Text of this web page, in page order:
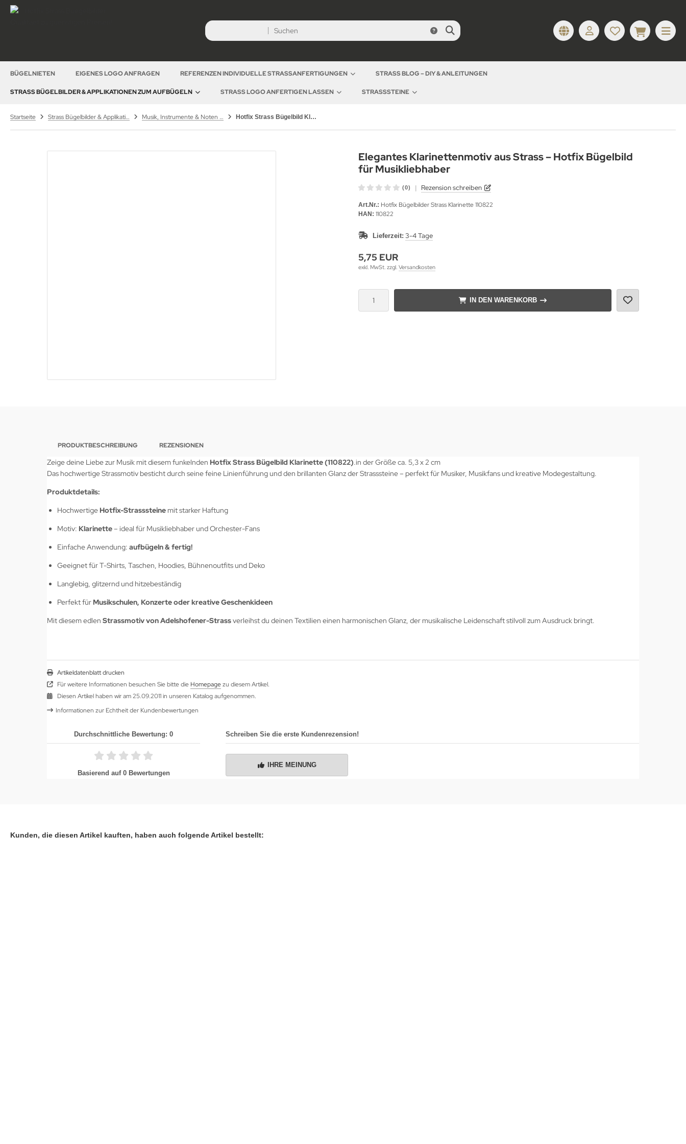
BÜGELNIETEN EIGENES LOGO ANFRAGEN REFERENZEN INDIVIDUELLE STRASSANFERTIGUNGEN STRASS BLOG – DIY & ANLEITUNGEN
STRASS BÜGELBILDER & APPLIKATIONEN ZUM AUFBÜGELN STRASS LOGO ANFERTIGEN LASSEN STRASSSTEINE
Startseite Strass Bügelbilder & Applikationen zum Aufbügeln Musik, Instrumente & Noten – Strass Bügelbilder Strassmotive Hotfix Strass Bügelbild Klarinette 110822 – Musikalisches Strassmotiv Applikation
Elegantes Klarinettenmotiv aus Strass – Hotfix Bügelbild
für Musikliebhaber
(0) | Rezension schreiben
Art.Nr.: Hotfix Bügelbilder Strass Klarinette 110822
HAN: 110822
Lieferzeit: 3-4 Tage
5,75 EUR
exkl. MwSt. zzgl. Versandkosten
IN DEN WARENKORB
PRODUKTBESCHREIBUNG REZENSIONEN
Zeige deine Liebe zur Musik mit diesem funkelnden Hotfix Strass Bügelbild Klarinette (110822).in der Größe ca. 5,3 x 2 cm
Das hochwertige Strassmotiv besticht durch seine feine Linienführung und den brillanten Glanz der Strasssteine – perfekt für Musiker, Musikfans und kreative Modegestaltung.
Produktdetails:
Hochwertige Hotfix-Strasssteine mit starker Haftung
Motiv: Klarinette– ideal für Musikliebhaber und Orchester-Fans
Einfache Anwendung: aufbügeln & fertig!
Geeignet für T-Shirts, Taschen, Hoodies, Bühnenoutfits und Deko
Langlebig, glitzernd und hitzebeständig
Perfekt für Musikschulen, Konzerte oder kreative Geschenkideen
Mit diesem edlen Strassmotiv von Adelshofener-Strassverleihst du deinen Textilien einen harmonischen Glanz, der musikalische Leidenschaft stilvoll zum Ausdruck bringt.
Artikeldatenblatt drucken
Für weitere Informationen besuchen Sie bitte die Homepagezu diesem Artikel.
Diesen Artikel haben wir am 25.09.2011 in unseren Katalog aufgenommen.
Informationen zur Echtheit der Kundenbewertungen
Durchschnittliche Bewertung: 0
Basierend auf 0 Bewertungen
Schreiben Sie die erste Kundenrezension!
IHRE MEINUNG
Kunden, die diesen Artikel kauften, haben auch folgende Artikel bestellt: